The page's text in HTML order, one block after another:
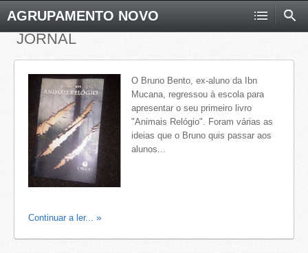
AGRUPAMENTO NOVO
JORNAL
O Bruno Bento, ex-aluno da Ibn
Mucana, regressou à escola para
apresentar o seu primeiro livro
"Animais Relógio". Foram várias as
ideias que o Bruno quis passar aos
alunos...
Continuar a ler...